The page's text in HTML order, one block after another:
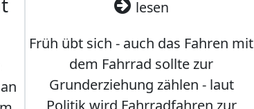
lesen
Früh übt sich - auch das Fahren mit
dem Fahrrad sollte zur
Grunderziehung zählen - laut
Politik wird Fahrradfahren zur